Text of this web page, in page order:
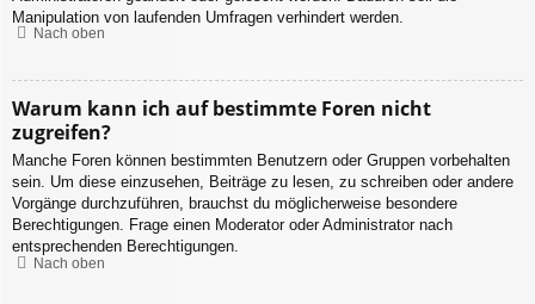
Manipulation von laufenden Umfragen verhindert werden.
Nach oben
Warum kann ich auf bestimmte Foren nicht
zugreifen?
Manche Foren können bestimmten Benutzern oder Gruppen vorbehalten
sein. Um diese einzusehen, Beiträge zu lesen, zu schreiben oder andere
Vorgänge durchzuführen, brauchst du möglicherweise besondere
Berechtigungen. Frage einen Moderator oder Administrator nach
entsprechenden Berechtigungen.
Nach oben